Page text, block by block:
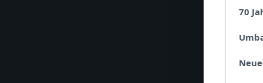
70